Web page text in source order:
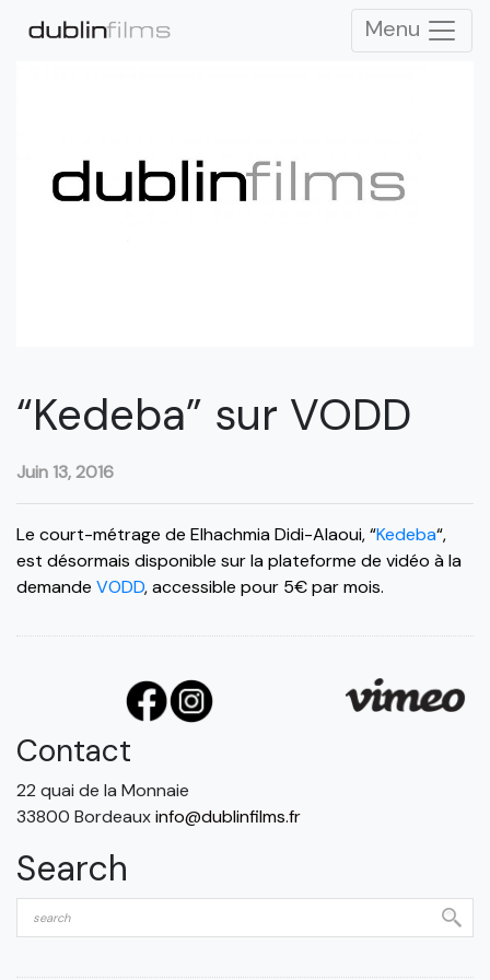
Menu
“Kedeba” sur VODD
Juin 13, 2016
Le court-métrage de Elhachmia Didi-Alaoui, “Kedeba“,
est désormais disponible sur la plateforme de vidéo à la
demande VODD, accessible pour 5€ par mois.
Contact
22 quai de la Monnaie
33800 Bordeauxinfo@dublinfilms.fr
Search